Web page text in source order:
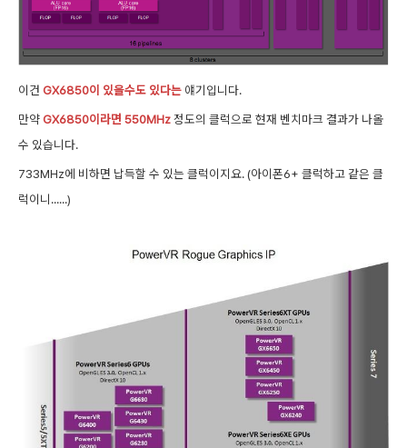
이건 GX6850이 있을수도 있다는 얘기입니다.
만약GX6850이라면 550MHz정도의 클럭으로 현재 벤치마크 결과가 나올
수 있습니다.
733MHz에 비하면 납득할 수 있는 클럭이지요. (아이폰6+ 클럭하고 같은 클
럭이니......)